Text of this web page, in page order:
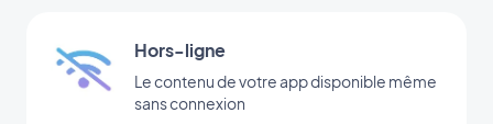
Hors-ligne
Le contenu de votre app disponible même
sans connexion